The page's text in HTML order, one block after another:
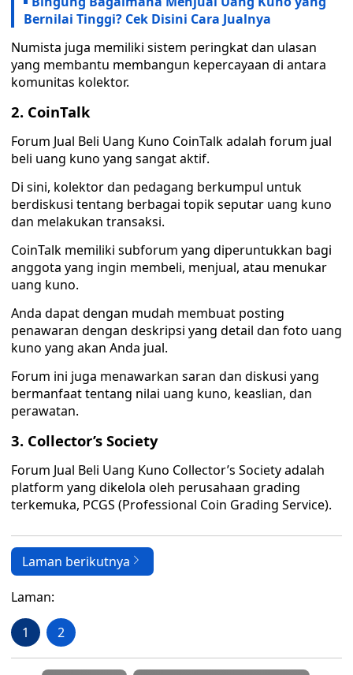
Bernilai Tinggi? Cek Disini Cara Jualnya
Numista juga memiliki sistem peringkat dan ulasan
yang membantu membangun kepercayaan di antara
komunitas kolektor.
2. CoinTalk
Forum Jual Beli Uang Kuno CoinTalk adalah forum jual
beli uang kuno yang sangat aktif.
Di sini, kolektor dan pedagang berkumpul untuk
berdiskusi tentang berbagai topik seputar uang kuno
dan melakukan transaksi.
CoinTalk memiliki subforum yang diperuntukkan bagi
anggota yang ingin membeli, menjual, atau menukar
uang kuno.
Anda dapat dengan mudah membuat posting
penawaran dengan deskripsi yang detail dan foto uang
kuno yang akan Anda jual.
Forum ini juga menawarkan saran dan diskusi yang
bermanfaat tentang nilai uang kuno, keaslian, dan
perawatan.
3. Collector’s Society
Forum Jual Beli Uang Kuno Collector’s Society adalah
platform yang dikelola oleh perusahaan grading
terkemuka, PCGS (Professional Coin Grading Service).
Laman berikutnya
Laman:
1 2